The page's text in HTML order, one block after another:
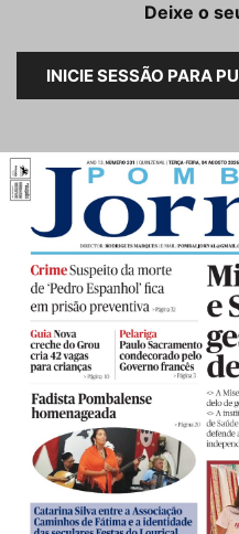
Deixe o
INICIE SESSÃO PARA